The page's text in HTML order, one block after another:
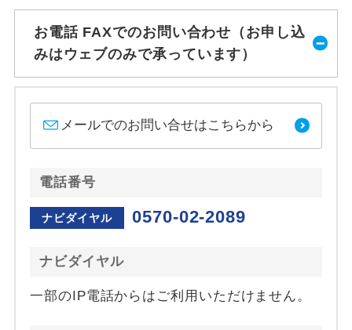
お電話 FAXでのお問い合わせ（お申し込
みはウェブのみで承っています）
メールでのお問い合せはこちらから
電話番号
ナビダイヤル 0570-02-2089
ナビダイヤル
一部のIP電話からはご利用いただけません。